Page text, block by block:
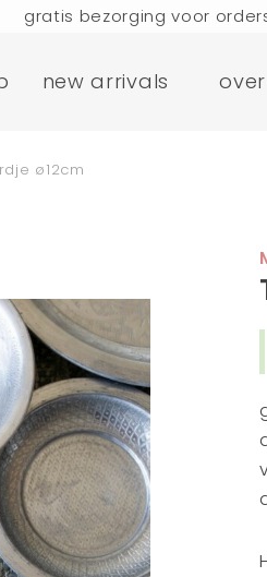
gratis bezorging voor
bezoek onze
gratis bezorging voor
handgemaakte
new arrivals
ø12cm